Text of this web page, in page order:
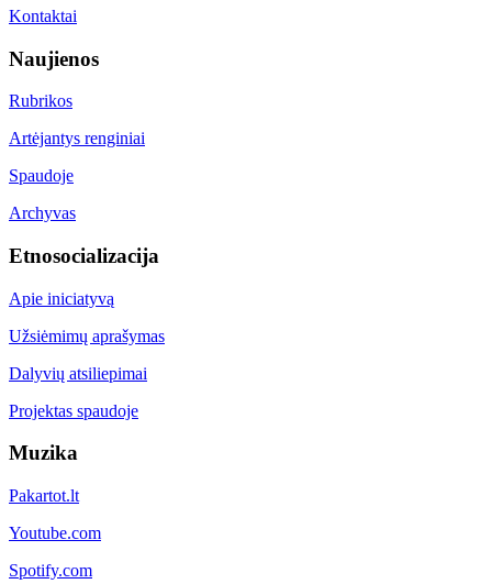
Kontaktai
Naujienos
Rubrikos
Artėjantys renginiai
Spaudoje
Archyvas
Etnosocializacija
Apie iniciatyvą
Užsiėmimų aprašymas
Dalyvių atsiliepimai
Projektas spaudoje
Muzika
Pakartot.lt
Youtube.com
Spotify.com